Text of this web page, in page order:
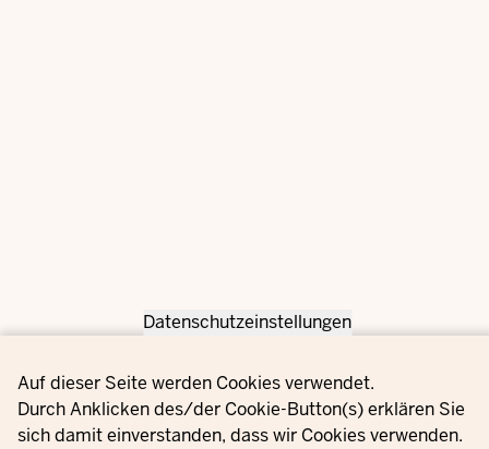
Privacy settings
Datenschutzeinstellungen
Auf dieser Seite werden Cookies verwendet.
Durch Anklicken des/der Cookie-Button(s) erklären Sie
sich damit einverstanden, dass wir Cookies verwenden.